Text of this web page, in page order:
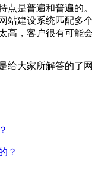
点是普遍和普遍的
站建设系统匹配多
高，客户很有可能
给大家所解答的了
？